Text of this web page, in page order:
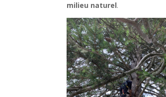
milieu naturel.